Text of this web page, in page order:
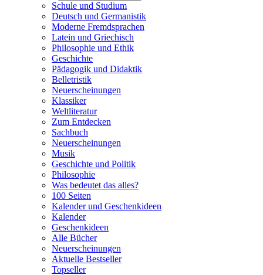
Schule und Studium
Deutsch und Germanistik
Moderne Fremdsprachen
Latein und Griechisch
Philosophie und Ethik
Geschichte
Pädagogik und Didaktik
Belletristik
Neuerscheinungen
Klassiker
Weltliteratur
Zum Entdecken
Sachbuch
Neuerscheinungen
Musik
Geschichte und Politik
Philosophie
Was bedeutet das alles?
100 Seiten
Kalender und Geschenkideen
Kalender
Geschenkideen
Alle Bücher
Neuerscheinungen
Aktuelle Bestseller
Topseller